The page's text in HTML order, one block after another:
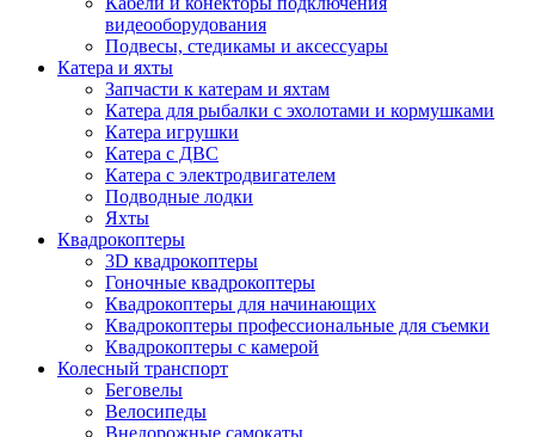
видеооборудования
Подвесы, стедикамы и аксессуары
Катера и яхты
Запчасти к катерам и яхтам
Катера для рыбалки с эхолотами и кормушками
Катера игрушки
Катера с ДВС
Катера с электродвигателем
Подводные лодки
Яхты
Квадрокоптеры
3D квадрокоптеры
Гоночные квадрокоптеры
Квадрокоптеры для начинающих
Квадрокоптеры профессиональные для съемки
Квадрокоптеры с камерой
Колесный транспорт
Беговелы
Велосипеды
Внедорожные самокаты